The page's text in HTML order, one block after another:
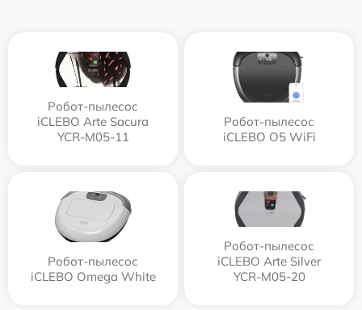
Робот-пылесос
iCLEBO Arte Sacura
YCR-M05-11
Робот-пылесос
iCLEBO O5 WiFi
Робот-пылесос
iCLEBO Omega White
Робот-пылесос
iCLEBO Arte Silver
YCR-M05-20